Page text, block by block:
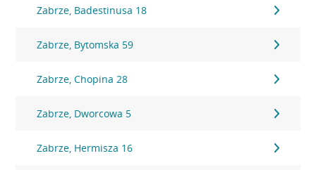
Zabrze, Badestinusa 18
Zabrze, Bytomska 59
Zabrze, Chopina 28
Zabrze, Dworcowa 5
Zabrze, Hermisza 16